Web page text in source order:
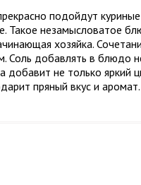
подойдут
Такое незамысловатое
хозяйка.
добавлять в блюдо
не только яркий
пряный вкус и аромат.